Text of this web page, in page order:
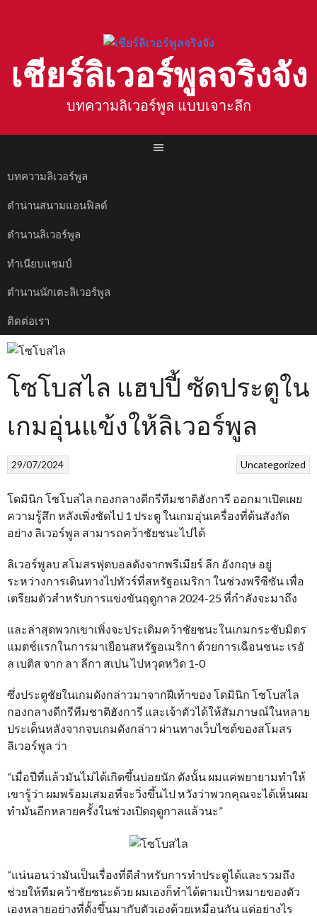
เชียร์ลิเวอร์พูลจริงจัง
บทความลิเวอร์พูล แบบเจาะลึก
บทความลิเวอร์พูล
ตำนานสนามแอนฟิลด์
ตำนานลิเวอร์พูล
ทำเนียบแชมป์
ตำนานนักเตะลิเวอร์พูล
ติดต่อเรา
โซโบสไล แฮปปี้ ซัดประตูใน
เกมอุ่นแข้งให้ลิเวอร์พูล
Uncategorized
29/07/2024
โดมินิก โซโบสไล กองกลางดีกรีทีมชาติฮังการี ออกมาเปิดเผย
ความรู้สึก หลังเพิ่งซัดไป 1 ประตู ในเกมอุ่นเครื่องที่ต้นสังกัด
อย่าง ลิเวอร์พูล สามารถคว้าชัยชนะไปได้
ลิเวอร์พูลบ สโมสรฟุตบอลดังจากพรีเมียร์ ลีก อังกฤษ อยู่
ระหว่างการเดินทางไปทัวร์ที่สหรัฐอเมริกา ในช่วงพรีซีซัน เพื่อ
เตรียมตัวสำหรับการแข่งขันฤดูกาล 2024-25 ที่กำลังจะมาถึง
และล่าสุดพวกเขาเพิ่งจะประเดิมคว้าชัยชนะในเกมกระชับมิตร
แมตช์แรกในการมาเยือนสหรัฐอเมริกา ด้วยการเฉือนชนะ เรอั
ล เบติส จาก ลา ลีกา สเปน ไปหวุดหวิด 1-0
ซึ่งประตูชัยในเกมดังกล่าวมาจากฝีเท้าของ โดมินิก โซโบสไล
กองกลางดีกรีทีมชาติฮังการี และเจ้าตัวได้ให้สัมภาษณ์ในหลาย
ประเด็นหลังจากจบเกมดังกล่าว ผ่านทางเว็บไซต์ของสโมสร
ลิเวอร์พูล ว่า
“เมื่อปีที่แล้วมันไม่ได้เกิดขึ้นบ่อยนัก ดังนั้น ผมแค่พยายามทำให้
เขารู้ว่า ผมพร้อมเสมอที่จะวิ่งขึ้นไป หวังว่าพวกคุณจะได้เห็นผม
ทำมันอีกหลายครั้งในช่วงเปิดฤดูกาลแล้วนะ”
“แน่นอนว่ามันเป็นเรื่องที่ดีสำหรับการทำประตูได้และรวมถึง
ช่วยให้ทีมคว้าชัยชนะด้วย ผมเองก็ทำได้ตามเป้าหมายของตัว
เองหลายอย่างที่ตั้งขึ้นมากับตัวเองด้วยเหมือนกัน แต่อย่างไร